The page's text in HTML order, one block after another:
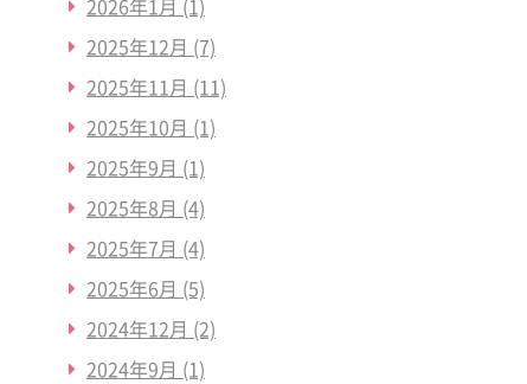
2026年1月 (1)
2025年12月 (7)
2025年11月 (11)
2025年10月 (1)
2025年9月 (1)
2025年8月 (4)
2025年7月 (4)
2025年6月 (5)
2024年12月 (2)
2024年9月 (1)